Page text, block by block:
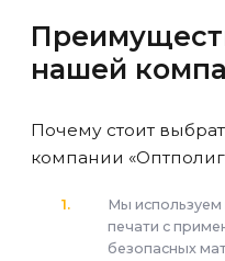
нашей
Почему стоит
компании
Мы
печати с
безопасных